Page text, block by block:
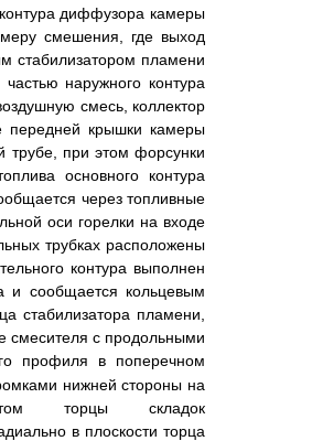
диффузора камеры
смешения, где выход
стабилизатором пламени
наружного контура
смесь, коллектор
передней крышки камеры
трубе, при этом форсунки
основного контура
через топливные
оси горелки на входе
трубках расположены
контура выполнен
и сообщается кольцевым
стабилизатора пламени,
смесителя с продольными
профиля в поперечном
нижней стороны на
торцы складок
в плоскости торца